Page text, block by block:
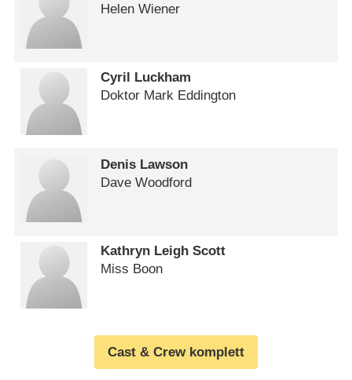
Helen Wiener
Cyril Luckham
Doktor Mark Eddington
Denis Lawson
Dave Woodford
Kathryn Leigh Scott
Miss Boon
Cast & Crew komplett